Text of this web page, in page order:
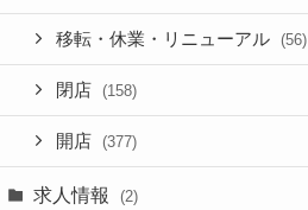
移転・休業・リニューアル (56)
閉店 (158)
開店 (377)
求人情報 (2)